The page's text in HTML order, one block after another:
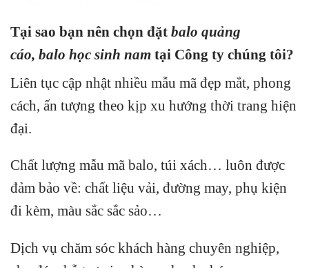
Tại sao bạn nên chọn đặt balo quảng
cáo, balo học sinh nam tại Công ty chúng tôi?
Liên tục cập nhật nhiều mẫu mã đẹp mắt, phong
cách, ấn tượng theo kịp xu hướng thời trang hiện
đại.
Chất lượng mẫu mã balo, túi xách… luôn được
đảm bảo về: chất liệu vải, đường may, phụ kiện
đi kèm, màu sắc sắc sảo…
Dịch vụ chăm sóc khách hàng chuyên nghiệp,